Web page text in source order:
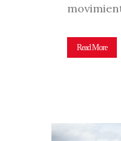
Read More